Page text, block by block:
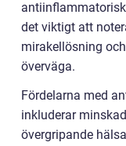
det viktigt att
mirakellösning
överväga.
Fördelarna med
inkluderar
övergripande